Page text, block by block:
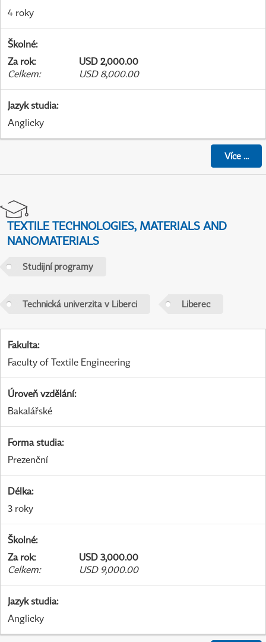
4 roky
Školné:
Za rok:
USD 2,000.00
Celkem: USD 8,000.00
Jazyk studia:
Anglicky
Více...
TEXTILE TECHNOLOGIES, MATERIALS AND
NANOMATERIALS
Studijní programy
Technická univerzita v Liberci Liberec
Fakulta:
Faculty of Textile Engineering
Úroveň vzdělání:
Bakalářské
Forma studia:
Prezenční
Délka:
3 roky
Školné:
Za rok:
USD 3,000.00
Celkem: USD 9,000.00
Jazyk studia:
Anglicky